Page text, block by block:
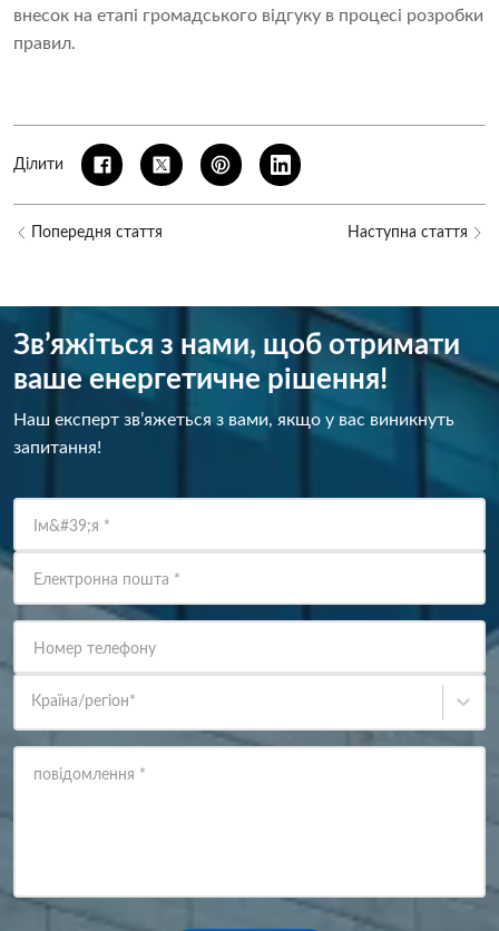
внесок на етапі громадського відгуку в процесі розробки
правил.
Ділити
Попередня стаття Наступна стаття
Зв’яжіться з нами, щоб отримати
ваше енергетичне рішення!
Наш експерт зв’яжеться з вами, якщо у вас виникнуть
запитання!
Ім&#39;я *
Електронна пошта *
Номер телефону
Країна/регіон*
повідомлення *